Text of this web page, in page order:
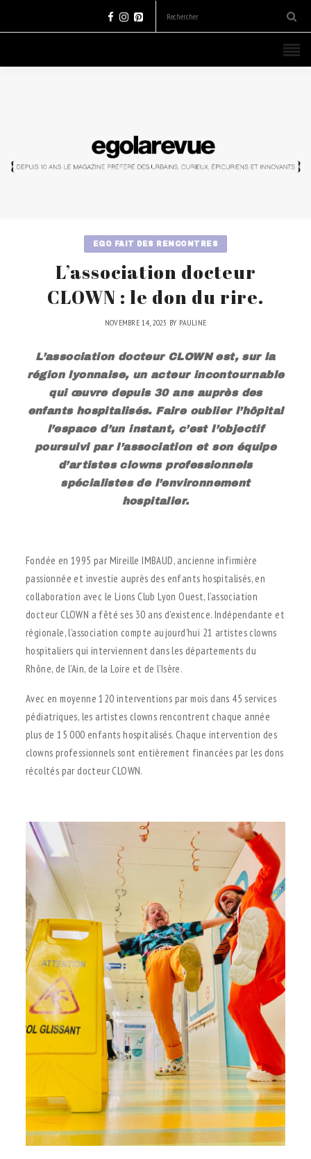
EGO FAIT DES RENCONTRES
L’association docteur
CLOWN : le don du rire.
NOVEMBRE 14, 2025 BY PAULINE
L’association docteur CLOWN est, sur la
région lyonnaise, un acteur incontournable
qui œuvre depuis 30 ans auprès des
enfants hospitalisés. Faire oublier l’hôpital
l’espace d’un instant, c’est l’objectif
poursuivi par l’association et son équipe
d’artistes clowns professionnels
spécialistes de l’environnement
hospitalier.
Fondée en 1995 par Mireille IMBAUD, ancienne infirmière
passionnée et investie auprès des enfants hospitalisés, en
collaboration avec le Lions Club Lyon Ouest, l’association
docteur CLOWN a fêté ses 30 ans d’existence. Indépendante et
régionale, l’association compte aujourd’hui 21 artistes clowns
hospitaliers qui interviennent dans les départements du
Rhône, de l’Ain, de la Loire et de l’Isère.
Avec en moyenne 120 interventions par mois dans 45 services
pédiatriques, les artistes clowns rencontrent chaque année
plus de 15 000 enfants hospitalisés. Chaque intervention des
clowns professionnels sont entièrement financées par les dons
récoltés par docteur CLOWN.